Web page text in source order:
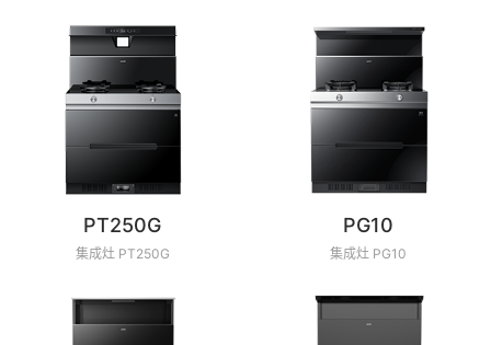
PT250G
集成灶 PT250G
PG10
集成灶 PG10